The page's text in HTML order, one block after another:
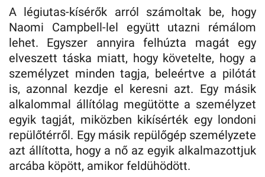
A légiutas-kísérők arról számoltak be, hogy
Naomi Campbell-lel együtt utazni rémálom
lehet. Egyszer annyira felhúzta magát egy
elveszett táska miatt, hogy követelte, hogy a
személyzet minden tagja, beleértve a pilótát
is, azonnal kezdje el keresni azt. Egy másik
alkalommal állítólag megütötte a személyzet
egyik tagját, miközben kikísérték egy londoni
repülőtérről. Egy másik repülőgép személyzete
azt állította, hogy a nő az egyik alkalmazottjuk
arcába köpött, amikor feldühödött.